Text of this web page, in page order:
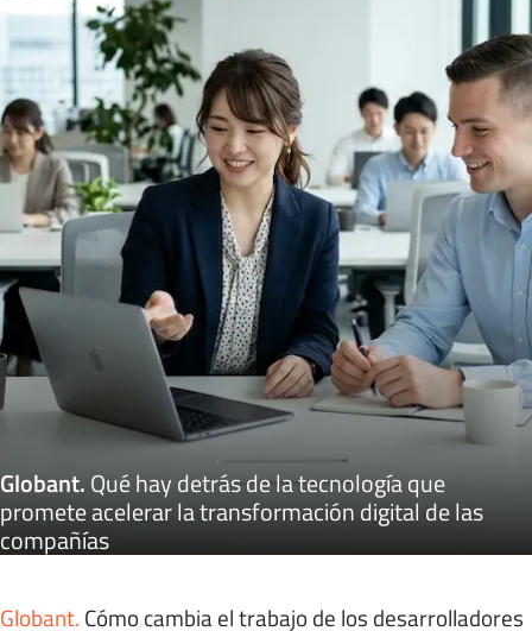
Globant.Qué hay detrás de la tecnología que
promete acelerar la transformación digital de las
compañías
Globant. Cómo cambia el trabajo de los desarrolladores